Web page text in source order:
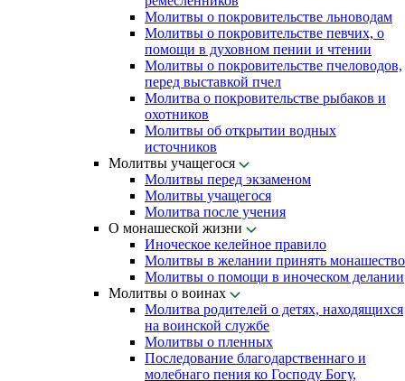
Молитвы о покровительстве льноводам
Молитвы о покровительстве певчих, о
помощи в духовном пении и чтении
Молитвы о покровительстве пчеловодов,
перед выставкой пчел
Молитва о покровительстве рыбаков и
охотников
Молитвы об открытии водных
источников
Молитвы учащегося
Молитвы перед экзаменом
Молитвы учащегося
Молитва после учения
О монашеской жизни
Иноческое келейное правило
Молитвы в желании принять монашество
Молитвы о помощи в иноческом делании
Молитвы о воинах
Молитва родителей о детях, находящихся
на воинской службе
Молитвы о пленных
Последование благодарственнаго и
молебнаго пения ко Господу Богу,